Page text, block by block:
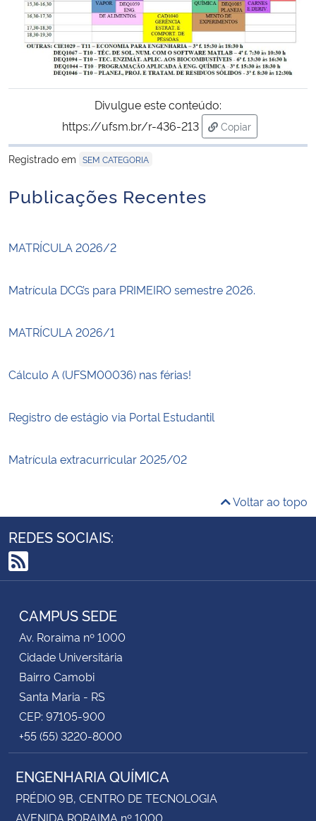
Divulgue este conteúdo:
https://ufsm.br/r-436-213
Copiar
para área de
Registrado em SEM CATEGORIA
Publicações Recentes
MATRÍCULA 2026/2
Matrícula DCG’s para PRIMEIRO semestre 2026.
MATRÍCULA 2026/1
Cálculo A (UFSM00036) nas férias!
Registro de estágio via Portal Estudantil
Matrícula extracurricular 2025/02
Voltar ao topo
REDES SOCIAIS:
RSS
CAMPUS SEDE
Av. Roraima nº 1000
Cidade Universitária
Bairro Camobi
Santa Maria - RS
CEP: 97105-900
+55 (55) 3220-8000
ENGENHARIA QUÍMICA
PRÉDIO 9B, CENTRO DE TECNOLOGIA
AVENIDA RORAIMA nº 1000